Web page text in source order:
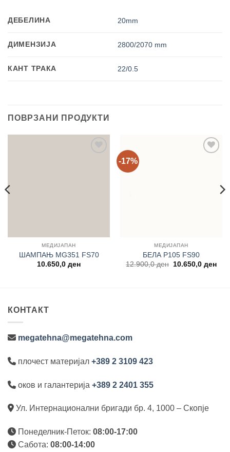
ДЕБЕЛИНА 20mm
ДИМЕНЗИЈА 2800/2070 mm
КАНТ ТРАКА 22/0.5
ПОВРЗАНИ ПРОДУКТИ
МЕДИЈАПАН
ШАМПАЊ MG351 FS70
10.650,0 ден
-17%
МЕДИЈАПАН
БЕЛА P105 FS90
12.900,0ден
Original
10.650,0ден
КОНТАКТ
megatehna@megatehna.com
плочест материјал +389 2 3109 423
оков и галантерија +389 2 2401 355
Ул. Интернационални бригади бр. 4, 1000 – Скопје
Понеделник-Петок: 08:00-17:00
Сабота: 08:00-14:00